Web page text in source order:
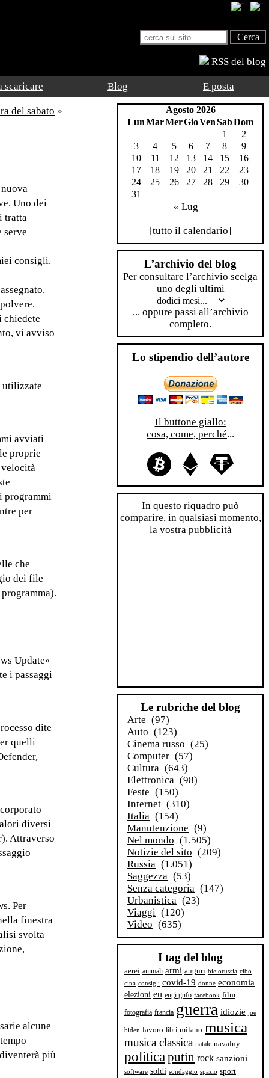
RSS del blog
scaricare Blog E posta
del sabato »
Uno dei
tratta
serve
consigli.
chiedete
vi avviso
utilizzate
avviati
proprie
velocità
programmi
per
che
dei file
Update»
i passaggi
dite
quelli
diversi
Attraverso
Per
finestra
svolta
alcune
più
Agosto 2026
LunMarMerGioVenSabDom
1
2
3
4 5 6 7 8
9
10
11 12 13 14 15
16
17
18 19 20 21 22
23
24
25 26 27 28 29
30
31
« Lug
[tutto il calendario]
L’archivio del blog
Per consultare l’archivio scelga
uno degli ultimi
... oppure passi all’archivio
completo.
Lo stipendio dell’autore
Il buttone giallo:
cosa, come, perché...
In questo riquadro può
comparire, in qualsiasi momento,
la vostra pubblicità
Le rubriche del blog
Arte (97)
Auto (123)
Cinema russo (25)
Computer (57)
Cultura (643)
Elettronica (98)
Feste (150)
Internet (310)
Italia (154)
Manutenzione (9)
Nel mondo (1.505)
Notizie del sito (209)
Russia (1.051)
Saggezza (53)
Senza categoria (147)
Urbanistica (23)
Viaggi (120)
Video (635)
I tag del blog
aerei animali armi auguri bielorussia cibo
cina consigli covid-19 donne economia
elezioni eu eugi gufo facebook film
fotografia francia guerra idiozie joe
biden lavoro libri milano musica
musica classica natale navalny
politicaputin rock sanzioni
software soldi sondaggio spazio sport